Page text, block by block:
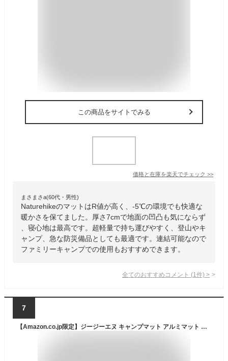
この商品をサイトでみる
価格と在庫を楽天でチェック >>
まさまさa(60代・男性)
NaturehikeのマットはR値が高く、-5℃の環境でも快適な
暖かさを保てました。厚さ7cmで地面の凹凸も気にならず
、寝心地は最高です。超軽量で持ち運びやすく、登山やキ
ャンプ、急な防災備品としても最適です。連結可能なので
ファミリーキャンプでの使用もおすすめできます。
全てのおすすめコメント (1 件) >
7
【Amazon.co.jp限定】ジージーエヌ キャンプマット アルミマット アルミ アウトドアマット クッション シート 厚手 折りたたみ XPE グリーン